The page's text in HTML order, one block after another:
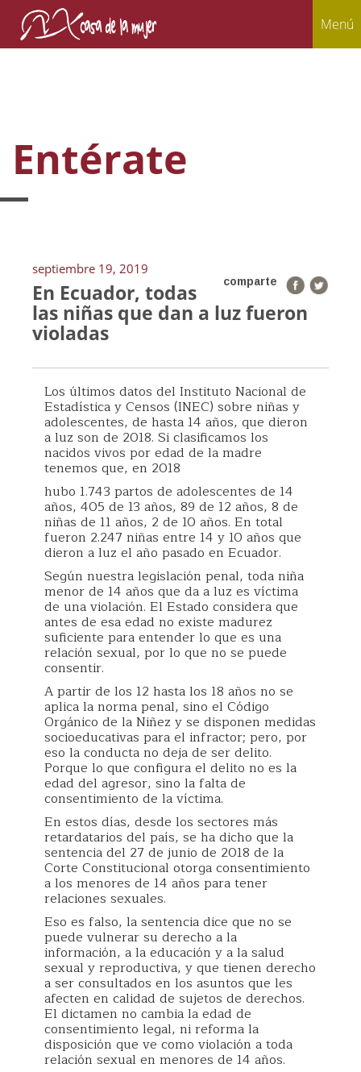
Menú
Entérate
septiembre 19, 2019
comparte
En Ecuador, todas
las niñas que dan a luz fueron
violadas
Los últimos datos del Instituto Nacional de
Estadística y Censos (INEC) sobre niñas y
adolescentes, de hasta 14 años, que dieron
a luz son de 2018. Si clasificamos los
nacidos vivos por edad de la madre
tenemos que, en 2018
hubo 1.743 partos de adolescentes de 14
años, 405 de 13 años, 89 de 12 años, 8 de
niñas de 11 años, 2 de 10 años. En total
fueron 2.247 niñas entre 14 y 10 años que
dieron a luz el año pasado en Ecuador.
Según nuestra legislación penal, toda niña
menor de 14 años que da a luz es víctima
de una violación. El Estado considera que
antes de esa edad no existe madurez
suficiente para entender lo que es una
relación sexual, por lo que no se puede
consentir.
A partir de los 12 hasta los 18 años no se
aplica la norma penal, sino el Código
Orgánico de la Niñez y se disponen medidas
socioeducativas para el infractor; pero, por
eso la conducta no deja de ser delito.
Porque lo que configura el delito no es la
edad del agresor, sino la falta de
consentimiento de la víctima.
En estos días, desde los sectores más
retardatarios del país, se ha dicho que la
sentencia del 27 de junio de 2018 de la
Corte Constitucional otorga consentimiento
a los menores de 14 años para tener
relaciones sexuales.
Eso es falso, la sentencia dice que no se
puede vulnerar su derecho a la
información, a la educación y a la salud
sexual y reproductiva, y que tienen derecho
a ser consultados en los asuntos que les
afecten en calidad de sujetos de derechos.
El dictamen no cambia la edad de
consentimiento legal, ni reforma la
disposición que ve como violación a toda
relación sexual en menores de 14 años.